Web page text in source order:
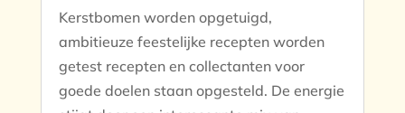
Kerstbomen worden opgetuigd,
ambitieuze feestelijke recepten worden
getest recepten en collectanten voor
goede doelen staan opgesteld. De energie